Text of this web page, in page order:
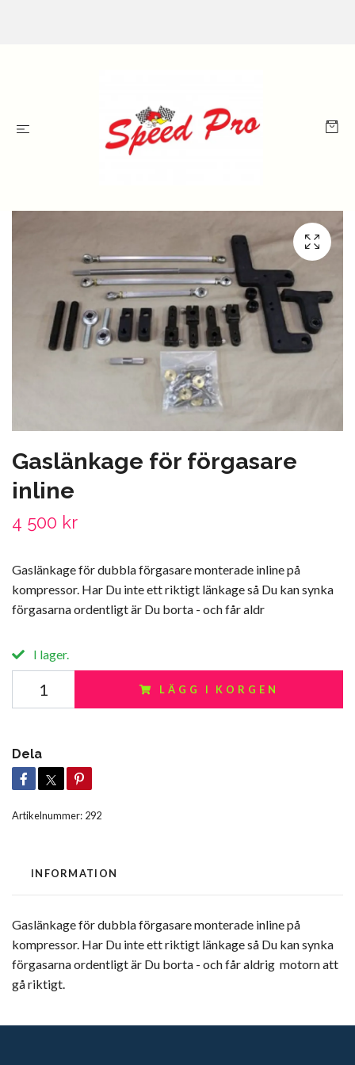
Gaslänkage för förgasare
inline
4 500 kr
Gaslänkage för dubbla förgasare monterade inline på
kompressor. Har Du inte ett riktigt länkage så Du kan synka
förgasarna ordentligt är Du borta - och får aldr
I lager.
LÄGG I KORGEN
Dela
Artikelnummer: 292
INFORMATION
Gaslänkage för dubbla förgasare monterade inline på
kompressor. Har Du inte ett riktigt länkage så Du kan synka
förgasarna ordentligt är Du borta - och får aldrig motorn att
gå riktigt.